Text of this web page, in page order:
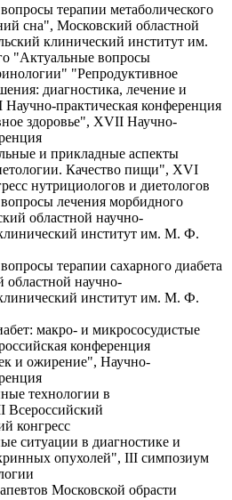
терапии метаболического
сна", Московский областной
клинический институт им.
"Актуальные вопросы
"Репродуктивное
диагностика, лечение и
практическая конференция
здоровье", XVII Научно-
и прикладные аспекты
Качество пищи", XVI
нутрициологов и диетологов
лечения морбидного
областной научно-
институт им. М. Ф.
терапии сахарного диабета
областной научно-
институт им. М. Ф.
макро- и микрососудистые
конференция
и ожирение", Научно-
технологии в
Всероссийский
конгресс
ситуации в диагностике и
опухолей", III симпозиум
Московской обрасти